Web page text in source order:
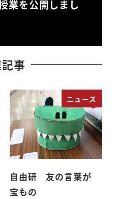
業を公開しまし
事
ニュース
自由研 友の言葉が
宝もの